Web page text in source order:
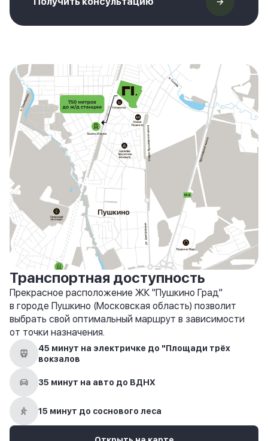
Транспортная доступность
Прекрасное расположение ЖК "Пушкино Град"
в городе Пушкино (Московская область) позволит
выбрать свой оптимальный маршрут в зависимости
от точки назначения.
45 минут на электричке до "Площади трёх
вокзалов
35 минут на авто до ВДНХ
15 минут до соснового леса